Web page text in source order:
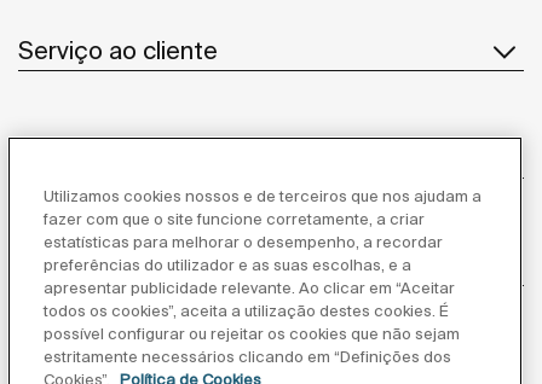
Serviço ao cliente
Inspiração
Siga-nos
Utilizamos cookies nossos e de terceiros que nos ajudam a
fazer com que o site funcione corretamente, a criar
estatísticas para melhorar o desempenho, a recordar
preferências do utilizador e as suas escolhas, e a
apresentar publicidade relevante. Ao clicar em “Aceitar
todos os cookies”, aceita a utilização destes cookies. É
possível configurar ou rejeitar os cookies que não sejam
estritamente necessários clicando em “Definições dos
Cookies”.
Política de Cookies